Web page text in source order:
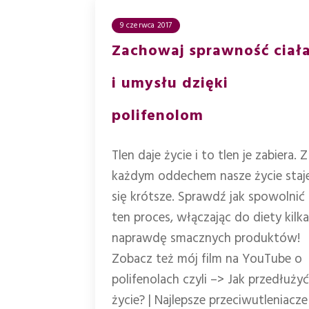
9 czerwca 2017
Zachowaj sprawność
i umysłu dzięki
polifenolom
Tlen daje życie i to tlen je zabiera. Z
każdym oddechem nasze życie
się krótsze. Sprawdź jak spowolnić
ten proces, włączając do diety kilka
naprawdę smacznych produktów!
Zobacz też mój film na YouTube o
polifenolach czyli –> Jak przedłużyć
życie? | Najlepsze przeciwutleniacze